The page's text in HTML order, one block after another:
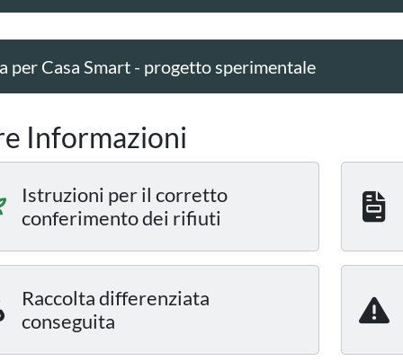
per Casa Smart - progetto sperimentale
Informazioni
Istruzioni per il corretto
conferimento dei rifiuti
Raccolta differenziata
conseguita